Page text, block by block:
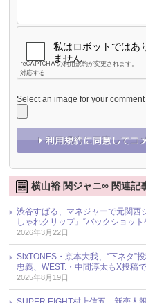
Select an image for your comment
横山裕 関ジャニ∞ 関連記
渋谷すばる、マネジャーで元関西
しゃれクリップ』“バックショッ
2026年3月22日
SixTONES・京本大我、“下ネタ
忠義、WEST.・中間淳太もX投稿
2025年8月19日